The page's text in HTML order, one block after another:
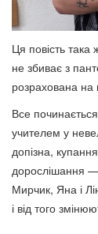
Ця повість
не збиває з
розрахована на
Все
учителем у
допізна,
дорослішання
Мирчик, Яна і
і від того